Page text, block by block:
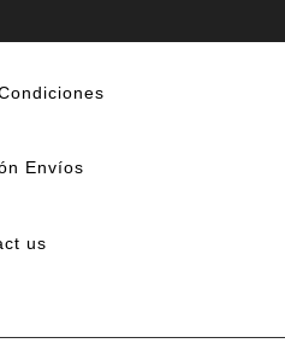
Envíos
us